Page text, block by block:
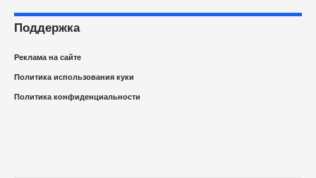
Поддержка
Реклама на сайте
Политика использования куки
Политика конфиденциальности